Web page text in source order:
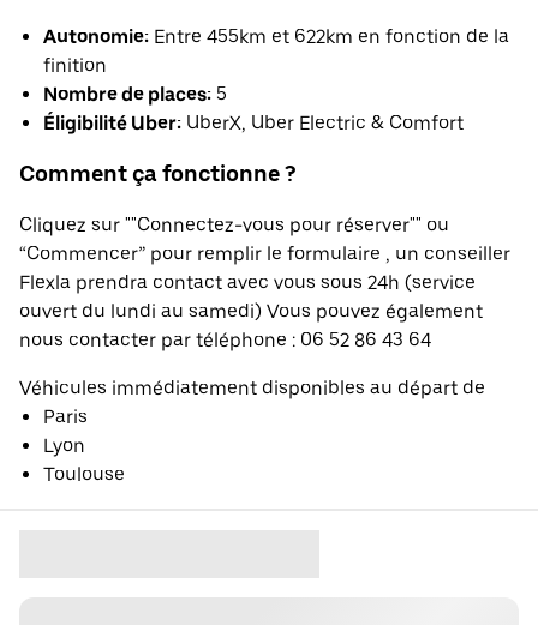
Autonomie: Entre 455km et 622km en fonction de la
finition
Nombre de places: 5
Éligibilité Uber: UberX, Uber Electric & Comfort
Comment ça fonctionne ?
Cliquez sur ""Connectez-vous pour réserver"" ou
“Commencer” pour remplir le formulaire , un conseiller
Flexla prendra contact avec vous sous 24h (service
ouvert du lundi au samedi) Vous pouvez également
nous contacter par téléphone : 06 52 86 43 64
Véhicules immédiatement disponibles au départ de
Paris
Lyon
Toulouse